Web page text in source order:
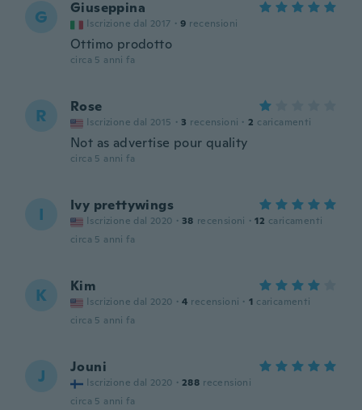
G Giuseppina
Iscrizione dal 2017 · 9 recensioni
Ottimo prodotto
circa 5 anni fa
R Rose
Iscrizione dal 2015 · 3 recensioni · 2 caricamenti
Not as advertise pour quality
circa 5 anni fa
I Ivy prettywings
Iscrizione dal 2020 · 38 recensioni · 12 caricamenti
circa 5 anni fa
K Kim
Iscrizione dal 2020 · 4 recensioni · 1 caricamenti
circa 5 anni fa
J Jouni
Iscrizione dal 2020 · 288 recensioni
circa 5 anni fa